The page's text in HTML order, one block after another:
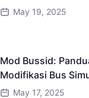
May 19, 2025
Mod Bussid:
Modifikasi Bus
Indonesia
May 17, 2025